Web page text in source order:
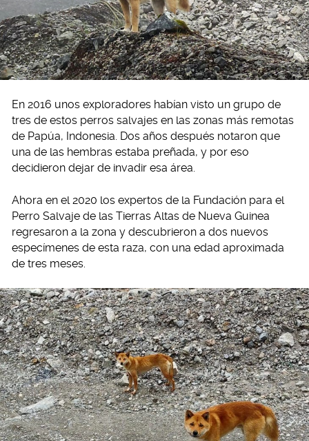
En 2016 unos exploradores habían visto un grupo de
tres de estos perros salvajes en las zonas más remotas
de Papúa, Indonesia. Dos años después notaron que
una de las hembras estaba preñada, y por eso
decidieron dejar de invadir esa área.
Ahora en el 2020 los expertos de la Fundación para el
Perro Salvaje de las Tierras Altas de Nueva Guinea
regresaron a la zona y descubrieron a dos nuevos
especímenes de esta raza, con una edad aproximada
de tres meses.